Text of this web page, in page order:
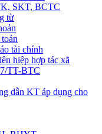
SKT, BCTC
từ
tài chính
hiệp hợp tác xã
TT-BTC
dẫn KT áp dụng cho